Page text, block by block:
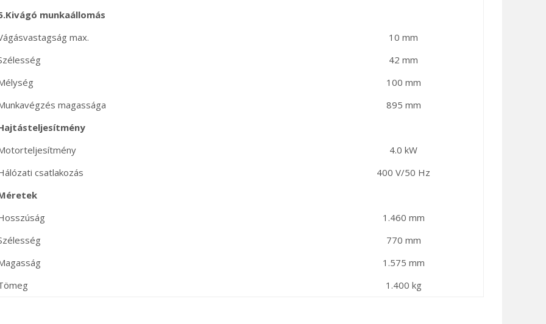
munkaállomás
max.
10 mm
42 mm
100 mm
magassága
895 mm
4.0 kW
csatlakozás
400 V/50 Hz
1.460 mm
770 mm
1.575 mm
1.400 kg